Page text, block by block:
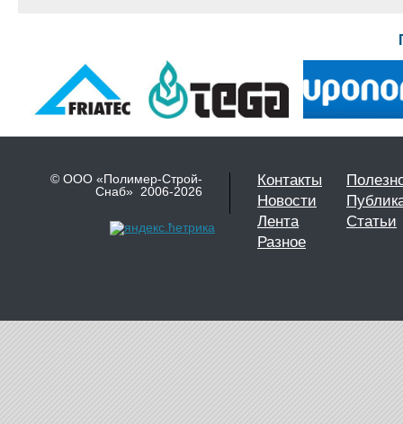
© ООО «Полимер-Строй-
Снаб» 2006-2026
Контакты
Новости
Лента
Статьи
Разное